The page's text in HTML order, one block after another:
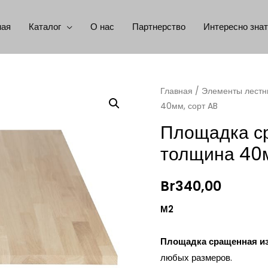
Каталог О нас Партнерство Интересно
Главная / Элементы
40мм, сорт AB
Площадка
толщина
Br340,00
М2
Площадка сращенная
любых размеров.